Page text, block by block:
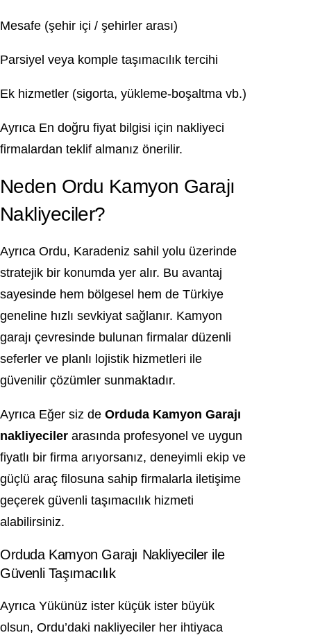
Mesafe (şehir içi / şehirler arası)
Parsiyel veya komple taşımacılık tercihi
Ek hizmetler (sigorta, yükleme-boşaltma vb.)
Ayrıca En doğru fiyat bilgisi için nakliyeci
firmalardan teklif almanız önerilir.
Neden Ordu Kamyon Garajı
Nakliyeciler?
Ayrıca Ordu, Karadeniz sahil yolu üzerinde
stratejik bir konumda yer alır. Bu avantaj
sayesinde hem bölgesel hem de Türkiye
geneline hızlı sevkiyat sağlanır. Kamyon
garajı çevresinde bulunan firmalar düzenli
seferler ve planlı lojistik hizmetleri ile
güvenilir çözümler sunmaktadır.
Ayrıca Eğer siz de Orduda Kamyon Garajı
nakliyeciler arasında profesyonel ve uygun
fiyatlı bir firma arıyorsanız, deneyimli ekip ve
güçlü araç filosuna sahip firmalarla iletişime
geçerek güvenli taşımacılık hizmeti
alabilirsiniz.
Orduda Kamyon Garajı Nakliyeciler ile
Güvenli Taşımacılık
Ayrıca Yükünüz ister küçük ister büyük
olsun, Ordu’daki nakliyeciler her ihtiyaca